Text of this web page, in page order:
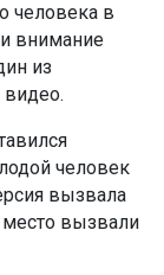
человека в
внимание
из
видео.
человек
вызвала
место вызвали